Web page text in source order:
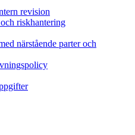
revision
riskhantering
närstående parter och